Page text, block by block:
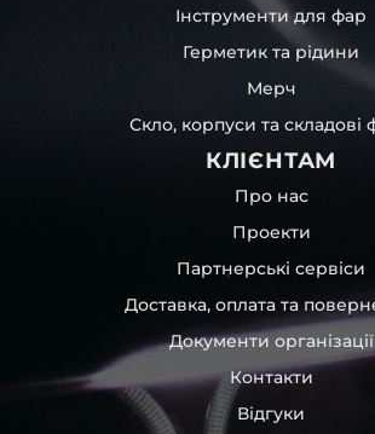
Інструменти для фар
Герметик та рідини
Мерч
Скло, корпуси та складові
КЛІЄНТАМ
Про нас
Проекти
Партнерські сервіси
Доставка, оплата та
Документи організації
Контакти
Відгуки